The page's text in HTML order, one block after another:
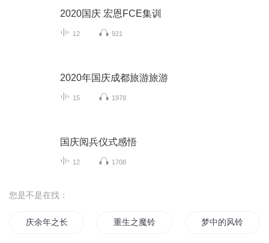
2020国庆 宏恩FCE集训
12 921
2020年国庆成都旅游旅游
15 1978
国庆阅兵仪式感悟
12 1708
您是不是在找：
庆余年之长歌行 重生之魔铃 梦中的风铃